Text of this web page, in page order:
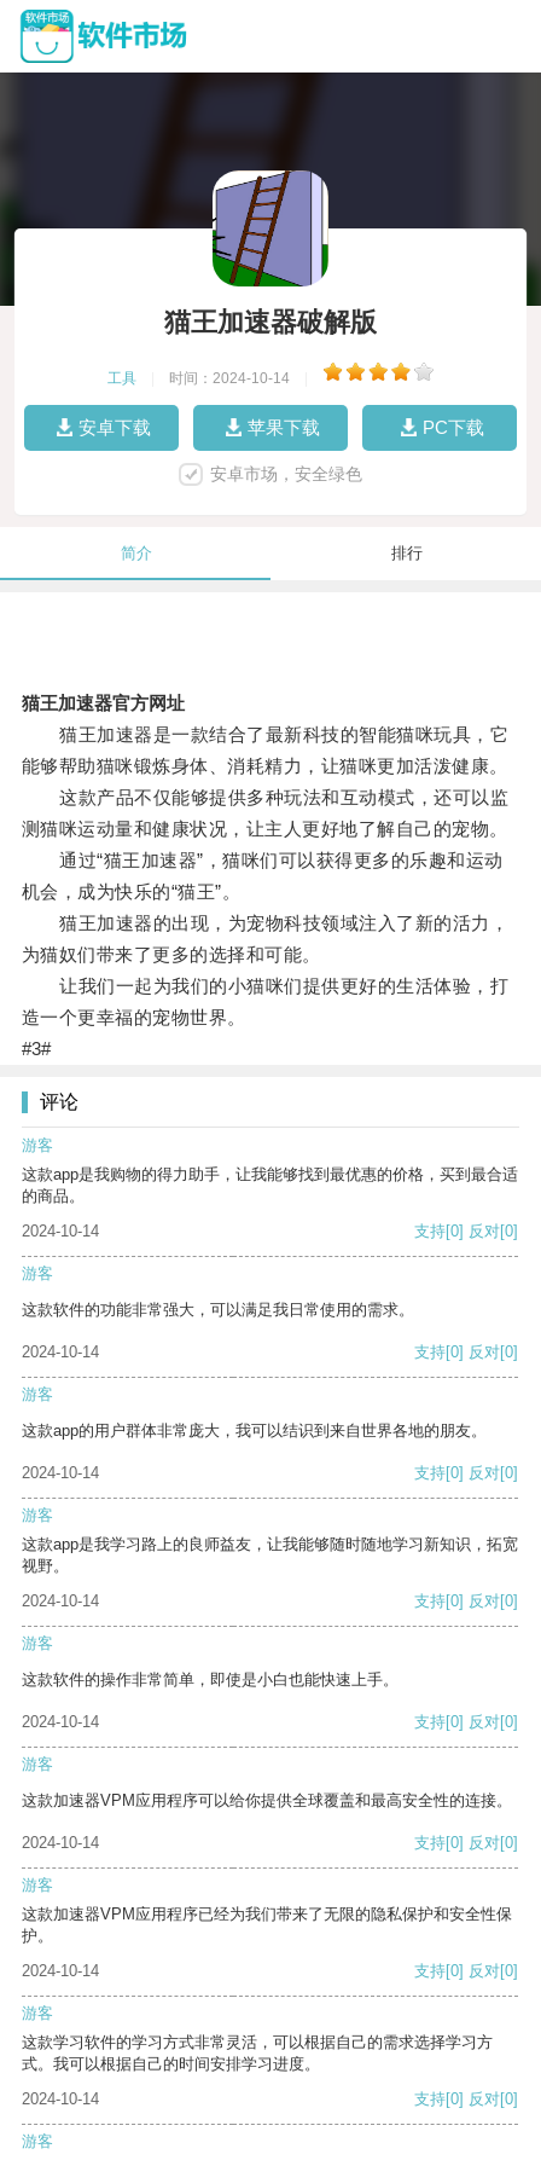
猫王加速器破解版
工具 时间：2024-10-14
安卓下载 苹果下载 PC下载
安卓市场，安全绿色
简介 排行
猫王加速器官方网址
猫王加速器是一款结合了最新科技的智能猫咪玩具，它
能够帮助猫咪锻炼身体、消耗精力，让猫咪更加活泼健康。
这款产品不仅能够提供多种玩法和互动模式，还可以监
测猫咪运动量和健康状况，让主人更好地了解自己的宠物。
通过“猫王加速器”，猫咪们可以获得更多的乐趣和运动
机会，成为快乐的“猫王”。
猫王加速器的出现，为宠物科技领域注入了新的活力，
为猫奴们带来了更多的选择和可能。
让我们一起为我们的小猫咪们提供更好的生活体验，打
造一个更幸福的宠物世界。
#3#
评论
游客
这款app是我购物的得力助手，让我能够找到最优惠的价格，买到最合适
的商品。
2024-10-14
支持[0] 反对[0]
游客
这款软件的功能非常强大，可以满足我日常使用的需求。
2024-10-14 支持[0] 反对[0]
游客
这款app的用户群体非常庞大，我可以结识到来自世界各地的朋友。
2024-10-14 支持[0] 反对[0]
游客
这款app是我学习路上的良师益友，让我能够随时随地学习新知识，拓宽
视野。
2024-10-14
支持[0] 反对[0]
游客
这款软件的操作非常简单，即使是小白也能快速上手。
2024-10-14 支持[0] 反对[0]
游客
这款加速器VPM应用程序可以给你提供全球覆盖和最高安全性的连接。
2024-10-14 支持[0] 反对[0]
游客
这款加速器VPM应用程序已经为我们带来了无限的隐私保护和安全性保
护。
2024-10-14
支持[0] 反对[0]
游客
这款学习软件的学习方式非常灵活，可以根据自己的需求选择学习方
式。我可以根据自己的时间安排学习进度。
2024-10-14
支持[0] 反对[0]
游客